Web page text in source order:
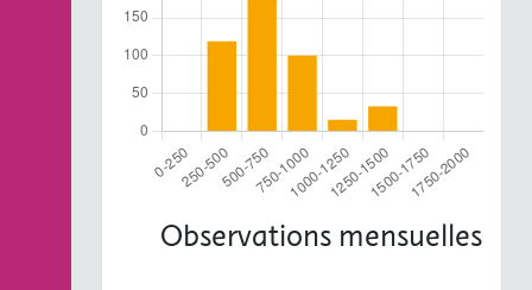
Observations mensuelles